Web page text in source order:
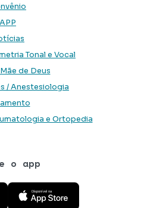
APP
Tonal e Vocal
de Deus
/ Anestesiologia
e Ortopedia
o app
na Google Play Store
Baixe o aplicativo na App Store